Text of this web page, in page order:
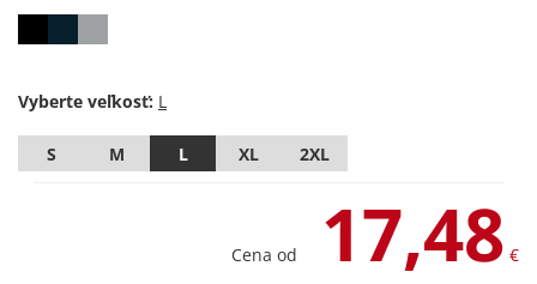
Vyberte veľkosť:
S M L XL 2XL
Cena od 17,48 €